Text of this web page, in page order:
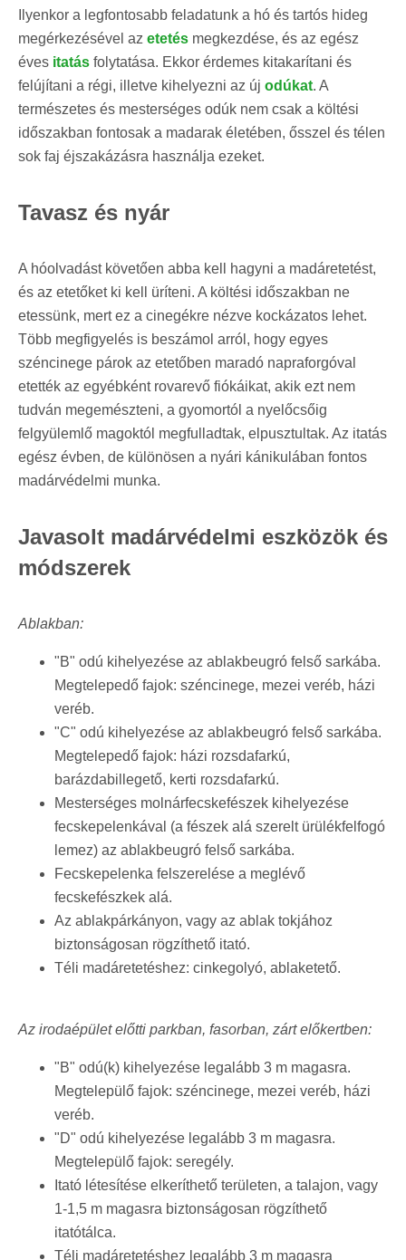
Ilyenkor a legfontosabb feladatunk a hó és tartós hideg
megérkezésével az etetés megkezdése, és az egész
éves itatás folytatása. Ekkor érdemes kitakarítani és
felújítani a régi, illetve kihelyezni az új odúkat. A
természetes és mesterséges odúk nem csak a költési
időszakban fontosak a madarak életében, ősszel és télen
sok faj éjszakázásra használja ezeket.
Tavasz és nyár
A hóolvadást követően abba kell hagyni a madáretetést,
és az etetőket ki kell üríteni. A költési időszakban ne
etessünk, mert ez a cinegékre nézve kockázatos lehet.
Több megfigyelés is beszámol arról, hogy egyes
széncinege párok az etetőben maradó napraforgóval
etették az egyébként rovarevő fiókáikat, akik ezt nem
tudván megemészteni, a gyomortól a nyelőcsőig
felgyülemlő magoktól megfulladtak, elpusztultak. Az itatás
egész évben, de különösen a nyári kánikulában fontos
madárvédelmi munka.
Javasolt madárvédelmi eszközök és
módszerek
Ablakban:
"B" odú kihelyezése az ablakbeugró felső sarkába.
Megtelepedő fajok: széncinege, mezei veréb, házi
veréb.
"C" odú kihelyezése az ablakbeugró felső sarkába.
Megtelepedő fajok: házi rozsdafarkú,
barázdabillegető, kerti rozsdafarkú.
Mesterséges molnárfecskefészek kihelyezése
fecskepelenkával (a fészek alá szerelt ürülékfelfogó
lemez) az ablakbeugró felső sarkába.
Fecskepelenka felszerelése a meglévő
fecskefészkek alá.
Az ablakpárkányon, vagy az ablak tokjához
biztonságosan rögzíthető itató.
Téli madáretetéshez: cinkegolyó, ablaketető.
Az irodaépület előtti parkban, fasorban, zárt előkertben:
"B" odú(k) kihelyezése legalább 3 m magasra.
Megtelepülő fajok: széncinege, mezei veréb, házi
veréb.
"D" odú kihelyezése legalább 3 m magasra.
Megtelepülő fajok: seregély.
Itató létesítése elkeríthető területen, a talajon, vagy
1-1,5 m magasra biztonságosan rögzíthető
itatótálca.
Téli madáretetéshez legalább 3 m magasra